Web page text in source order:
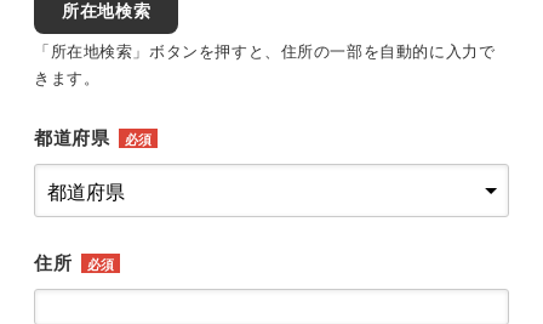
所在地検索
「所在地検索」ボタンを押すと、住所の一部を自動的に入力で
きます。
都道府県 必須
住所 必須